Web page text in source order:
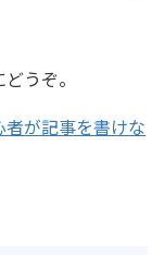
うぞ。
者が記事を書けな